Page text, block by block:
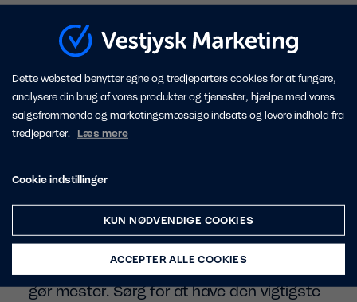
effekt, hvis den bliver læst.
7. Need to know vs. Nice to know
Det punkt, vi er nået til nu, er et af de
indhold i primært og sekundært indhold,
altså hvad er need to know, og hvad er
nice to know for din læser.
Det kan være en svær øvelse, men øvelse
gør mester. Sørg for at have den vigtigste
Dette websted benytter egne og tredjeparters cookies for at fungere,
analysere din brug af vores produkter og tjenester, hjælpe med vores
salgsfremmende og marketingsmæssige indsats og levere indhold fra
tredjeparter. Læs mere
Cookie indstillinger
KUN NØDVENDIGE COOKIES
ACCEPTER ALLE COOKIES